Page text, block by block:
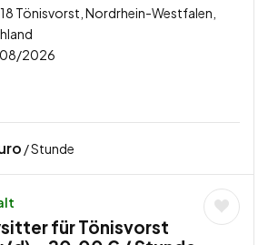
Tönisvorst, Nordrhein-Westfalen,
2026
/ Stunde
für Tönisvorst